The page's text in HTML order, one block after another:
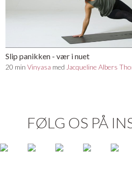
Slip panikken - vær i nuet
20 minVinyasa med Jacqueline Albers
FØLG OS PÅ